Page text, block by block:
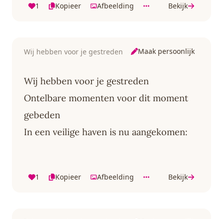
1 Kopieer Afbeelding Bekijk
Wij hebben voor je gestreden Maak persoonlijk
Wij hebben voor je gestreden
Ontelbare momenten voor dit moment
gebeden
In een veilige haven is nu aangekomen:
1 Kopieer Afbeelding Bekijk